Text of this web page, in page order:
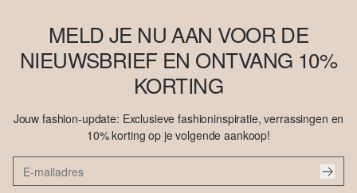
MELD JE NU AAN VOOR DE
NIEUWSBRIEF EN ONTVANG 10%
KORTING
Jouw fashion-update: Exclusieve fashioninspiratie, verrassingen en
10% korting op je volgende aankoop!